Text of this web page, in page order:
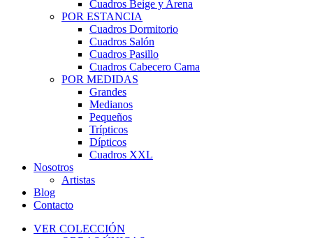
Cuadros Beige y Arena
POR ESTANCIA
Cuadros Dormitorio
Cuadros Salón
Cuadros Pasillo
Cuadros Cabecero Cama
POR MEDIDAS
Grandes
Medianos
Pequeños
Trípticos
Dípticos
Cuadros XXL
Nosotros
Artistas
Blog
Contacto
VER COLECCIÓN